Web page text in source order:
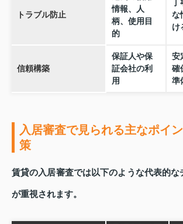
トラブル防止
情報、人
柄、使用目
的
な
け
信頼構築
保証人や保
証会社の利
用
安
確
準
入居審査で見られる主なポイ
策
賃貸の入居審査では以下のような代表的な
が重視されます。